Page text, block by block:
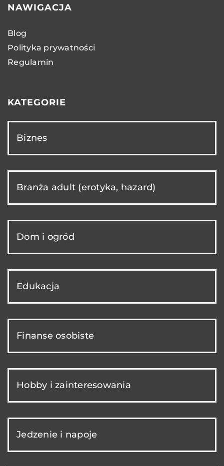
NAWIGACJA
Blog
Polityka prywatności
Regulamin
KATEGORIE
Biznes
Branża adult (erotyka, hazard)
Dom i ogród
Edukacja
Finanse osobiste
Hobby i zainteresowania
Jedzenie i napoje